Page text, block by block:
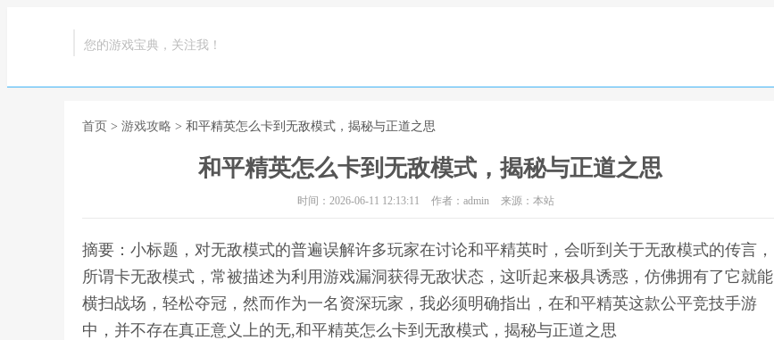
您的游戏宝典，关注我！
首页 > 游戏攻略 > 和平精英怎么卡到无敌模式，揭秘与正道之思
和平精英怎么卡到无敌模式，揭秘与正道之思
时间：2026-06-11 12:13:11 作者：admin 来源：本站
摘要：小标题，对无敌模式的普遍误解许多玩家在讨论和平精英时，会听到关于无敌模式的传言，
所谓卡无敌模式，常被描述为利用游戏漏洞获得无敌状态，这听起来极具诱惑，仿佛拥有了它就能
横扫战场，轻松夺冠，然而作为一名资深玩家，我必须明确指出，在和平精英这款公平竞技手游
中，并不存在真正意义上的无,和平精英怎么卡到无敌模式，揭秘与正道之思